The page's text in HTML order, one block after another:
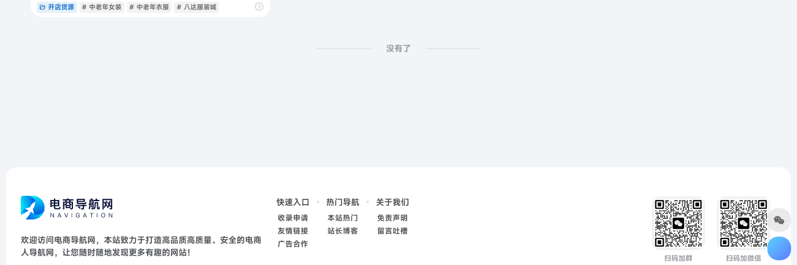
开店货源 # 中老年女装 # 中老年衣服 # 八达服装城
没有了
欢迎访问电商导航网，本站致力于打造高品质高质量、安全的电商
人导航网，让您随时随地发现更多有趣的网站！
快速入口
收录申请
友情链接
广告合作
热门导航
本站热门
站长博客
关于我们
免责声明
留言吐槽
扫码加群 扫码加微信